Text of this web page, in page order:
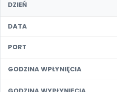
DZIEŃ
DATA
PORT
GODZINA WPŁYNIĘCIA